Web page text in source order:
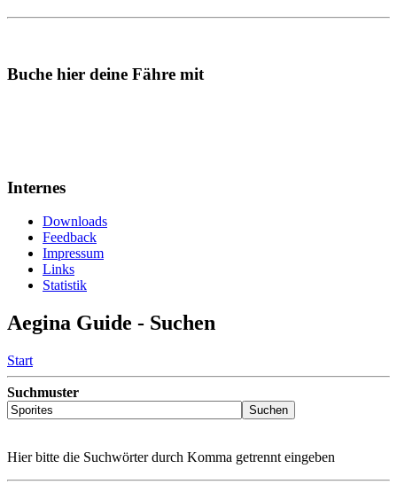
Buche hier deine Fähre mit
Internes
Downloads
Feedback
Impressum
Links
Statistik
Aegina Guide - Suchen
Start
Suchmuster
Hier bitte die Suchwörter durch Komma getrennt eingeben